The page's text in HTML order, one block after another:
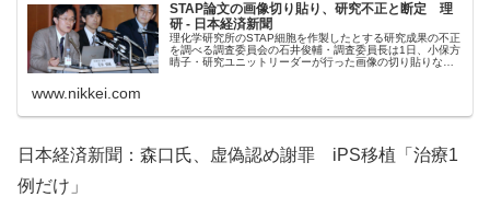
STAP論文の画像切り貼り、研究不正と断定 理
研 - 日本経済新聞
理化学研究所のSTAP細胞を作製したとする研究成果の不正
を調べる調査委員会の石井俊輔・調査委員長は1日、小保方
晴子・研究ユニットリーダーが行った画像の切り貼りなど2
www.nikkei.com
日本経済新聞：森口氏、虚偽認め謝罪 iPS移植「治療1
例だけ」